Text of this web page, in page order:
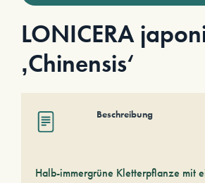
LONICERA
‚Chinensis‘
Beschreibung
Halb-immergrüne Kletterpflanze mit